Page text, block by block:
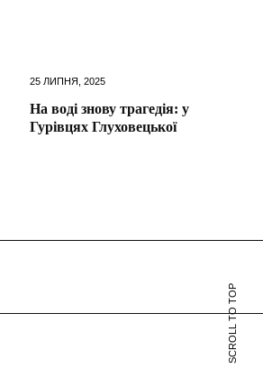
25 ЛИПНЯ, 2025
На воді знову трагедія: у
Гурівцях Глуховецької
SCROLL TO TOP